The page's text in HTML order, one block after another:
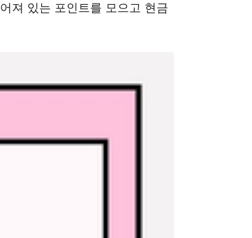
져 있는 포인트를 모으고 현금